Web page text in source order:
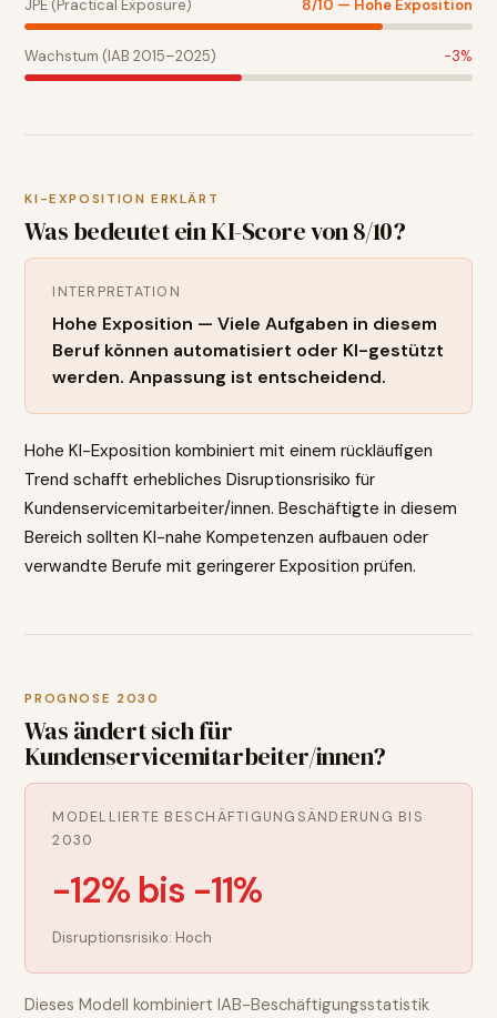
JPE (Practical Exposure) 8/10 — Hohe Exposition
Wachstum (IAB 2015–2025) -3%
KI-EXPOSITION ERKLÄRT
Was bedeutet ein KI-Score von8/10?
INTERPRETATION
Hohe Exposition — Viele Aufgaben in diesem
Beruf können automatisiert oder KI-gestützt
werden. Anpassung ist entscheidend.
Hohe KI-Exposition kombiniert mit einem rückläufigen
Trend schafft erhebliches Disruptionsrisiko für
Kundenservicemitarbeiter/innen. Beschäftigte in diesem
Bereich sollten KI-nahe Kompetenzen aufbauen oder
verwandte Berufe mit geringerer Exposition prüfen.
PROGNOSE 2030
Was ändert sich für
Kundenservicemitarbeiter/innen?
MODELLIERTE BESCHÄFTIGUNGSÄNDERUNG BIS
2030
-12% bis -11%
Disruptionsrisiko: Hoch
Dieses Modell kombiniert IAB-Beschäftigungsstatistik